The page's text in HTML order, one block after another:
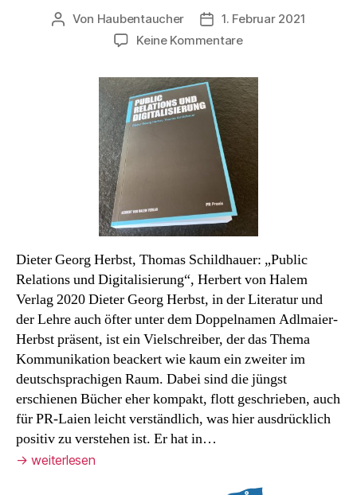
Beitragsautor
Von Haubentaucher Veröffentlichungsdatum
1. Februar 2021
Keine Kommentarezu
des
Monats
Februar
Dieter Georg Herbst, Thomas Schildhauer: „Public
Relations und Digitalisierung“, Herbert von Halem
Verlag 2020 Dieter Georg Herbst, in der Literatur und
der Lehre auch öfter unter dem Doppelnamen Adlmaier-
Herbst präsent, ist ein Vielschreiber, der das Thema
Kommunikation beackert wie kaum ein zweiter im
deutschsprachigen Raum. Dabei sind die jüngst
erschienen Bücher eher kompakt, flott geschrieben, auch
für PR-Laien leicht verständlich, was hier ausdrücklich
positiv zu verstehen ist. Er hat in…
→ weiterlesen